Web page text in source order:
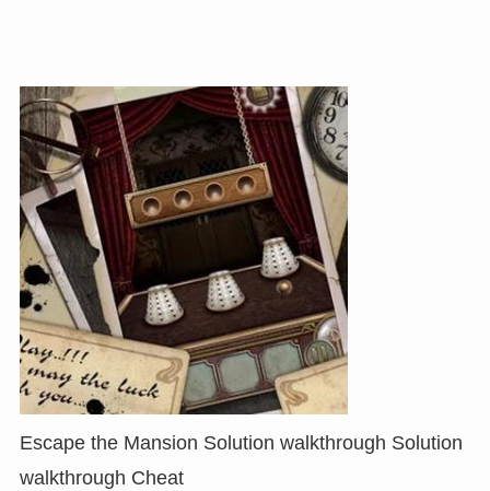
Escape the Mansion Solution walkthrough Solution
walkthrough Cheat